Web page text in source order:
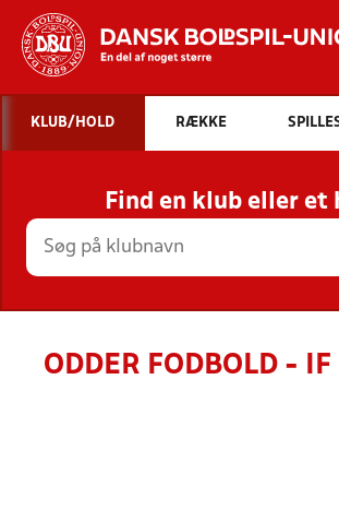
Hvad
INDHOLD
STILLINGER, RESULTATER,
HOLD
KLUB/HOLD RÆKKE
Find en klub eller et
ODDER FODBOLD - IF